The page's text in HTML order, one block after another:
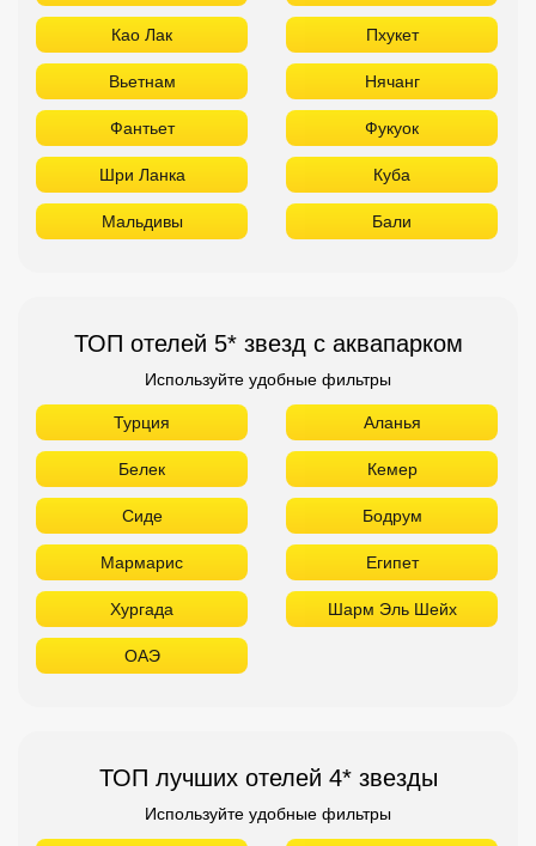
Таиланд Паттайя
Самуй Краби
Као Лак Пхукет
Вьетнам Нячанг
Фантьет Фукуок
Шри Ланка Куба
ТОП отелей 5* звезд с аквапарком
Используйте удобные фильтры
Турция Аланья
Белек Кемер
Сиде Бодрум
Мармарис Египет
Хургада